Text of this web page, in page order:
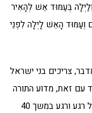
בְּעַמּוּד אֵשׁ לְהָאִיר
וְעַמּוּד הָאֵשׁ לָיְלָה לִפְנֵי
צריכים בני ישראל
עם זאת, מדוע התורה
הרחיבה ואמרה "לא ימיש"? הרי העם לא צעד כל רגע ורגע במשך 40